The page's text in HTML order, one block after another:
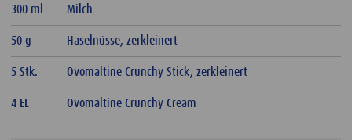
300 ml Milch
50 g Haselnüsse, zerkleinert
5 Stk. Ovomaltine Crunchy Stick, zerkleinert
4 EL Ovomaltine Crunchy Cream